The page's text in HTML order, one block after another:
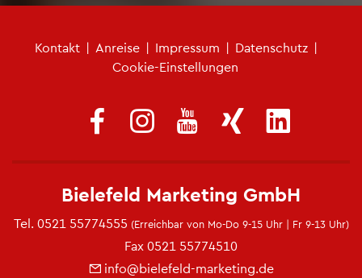
Kon­takt | An­rei­se | Im­pres­sum | Da­ten­schutz |
Coo­kie-Ein­stel­lun­gen
Bie­le­feld Mar­ke­ting GmbH
Tel. 0521 55774555 (Er­reich­bar von Mo-Do 9-15 Uhr | Fr 9-13 Uhr)
Fax 0521 55774510
info@​bielefeld-​marketing.​de